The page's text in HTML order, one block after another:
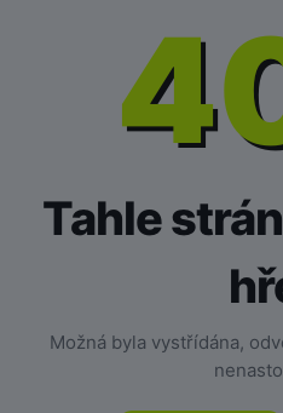
Tahle
Možná byla vystřídána,